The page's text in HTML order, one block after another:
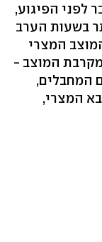
לפני הפיגוע,
בשעות הערב
המצרי
המוצב -
המחבלים,
המצרי,